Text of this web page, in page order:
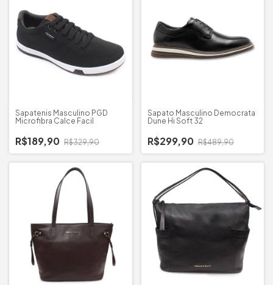
Sapatenis Masculino PGD
Microfibra Calce Facil
R$189,90 R$329,90
Sapato Masculino Democrata
Dune Hi Soft 32
R$299,90 R$489,90